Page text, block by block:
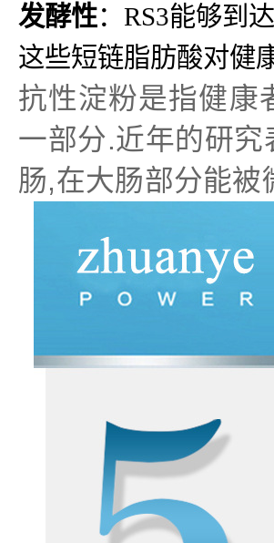
发酵性：RS3能够到
这些短链脂肪酸对健
抗性淀粉是指健康
一部分.近年的研
肠,在大肠部分能